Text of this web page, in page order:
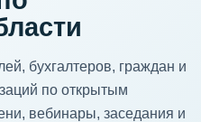
бухгалтеров, граждан и
по открытым
вебинары, заседания и